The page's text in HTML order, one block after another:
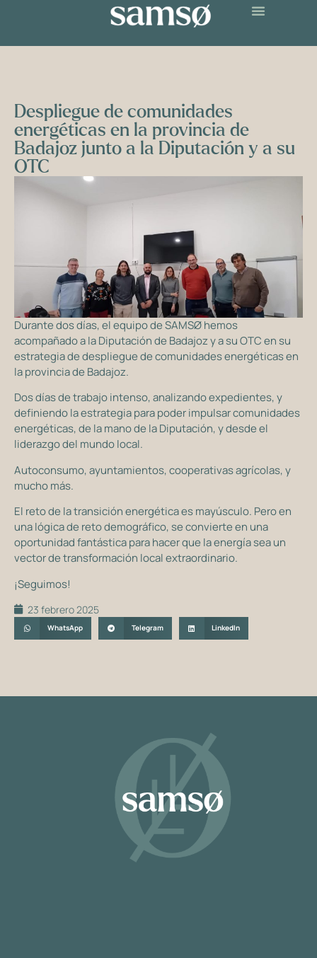
Despliegue de comunidades
energéticas en la provincia de
Badajoz junto a la Diputación y a su
OTC
Durante dos días, el equipo de SAMSØ hemos
acompañado a la Diputación de Badajoz y a su OTC en su
estrategia de despliegue de comunidades energéticas en
la provincia de Badajoz.
Dos días de trabajo intenso, analizando expedientes, y
definiendo la estrategia para poder impulsar comunidades
energéticas, de la mano de la Diputación, y desde el
liderazgo del mundo local.
Autoconsumo, ayuntamientos, cooperativas agrícolas, y
mucho más.
El reto de la transición energética es mayúsculo. Pero en
una lógica de reto demográfico, se convierte en una
oportunidad fantástica para hacer que la energía sea un
vector de transformación local extraordinario.
¡Seguimos!
23 febrero 2025
WhatsApp Telegram LinkedIn